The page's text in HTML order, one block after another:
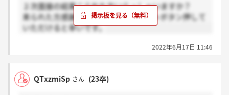
２次面接の結果こられた方いらっしゃいますか？
来られた方感謝ボタン、まだの方ホントボタン押して
いただけると幸いです。
2022年6月17日 11:46
QTxzmiSp さん (23卒)